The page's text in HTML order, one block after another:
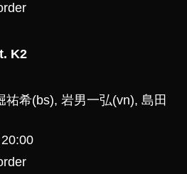
K2
祐希(bs), 岩男一弘(vn), 島田